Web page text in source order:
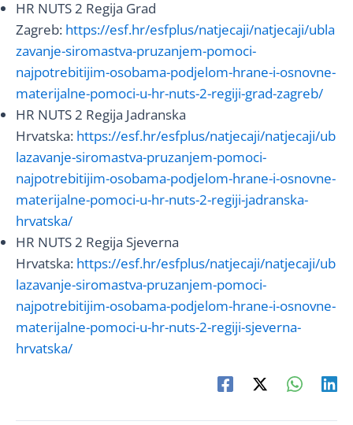
HR NUTS 2 Regija Grad
Zagreb: https://esf.hr/esfplus/natjecaji/natjecaji/ubla
zavanje-siromastva-pruzanjem-pomoci-
najpotrebitijim-osobama-podjelom-hrane-i-osnovne-
materijalne-pomoci-u-hr-nuts-2-regiji-grad-zagreb/
HR NUTS 2 Regija Jadranska
Hrvatska: https://esf.hr/esfplus/natjecaji/natjecaji/ub
lazavanje-siromastva-pruzanjem-pomoci-
najpotrebitijim-osobama-podjelom-hrane-i-osnovne-
materijalne-pomoci-u-hr-nuts-2-regiji-jadranska-
hrvatska/
HR NUTS 2 Regija Sjeverna
Hrvatska: https://esf.hr/esfplus/natjecaji/natjecaji/ub
lazavanje-siromastva-pruzanjem-pomoci-
najpotrebitijim-osobama-podjelom-hrane-i-osnovne-
materijalne-pomoci-u-hr-nuts-2-regiji-sjeverna-
hrvatska/